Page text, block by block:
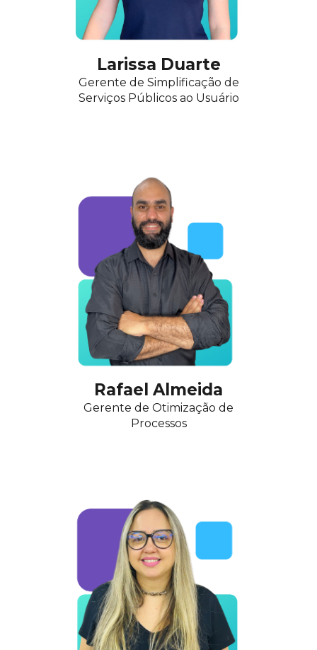
Larissa Duarte
Gerente de Simplificação de
Serviços Públicos ao Usuário
Rafael Almeida
Gerente de Otimização de
Processos